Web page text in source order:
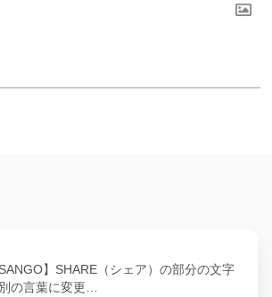
SANGO】SHARE（シェア）の部分の文字
の言葉に変更…